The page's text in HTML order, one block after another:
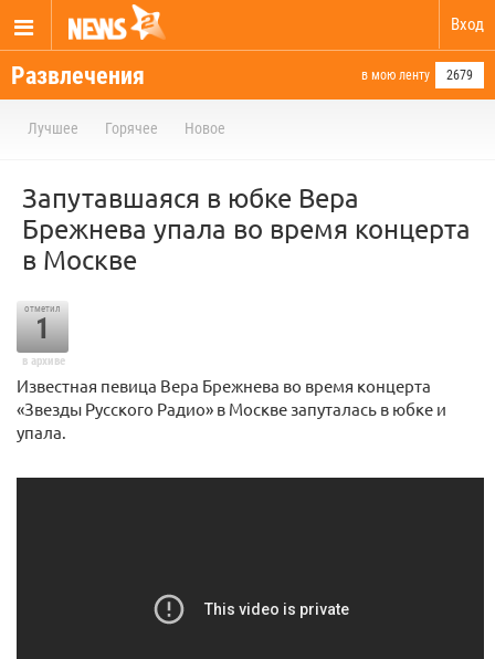
Вход
Развлечения в мою ленту 2679
Лучшее Горячее Новое
Запутавшаяся в юбке Вера
Брежнева упала во время концерта
в Москве
отметил
1
в архиве
Известная певица Вера Брежнева во время концерта
«Звезды Русского Радио» в Москве запуталась в юбке и
упала.